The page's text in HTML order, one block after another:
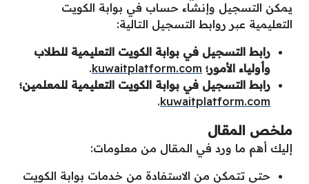
يمكن التسجيل وإنشاء حساب في بوابة الكويت
التعليمية عبر روابط التسجيل التالية:
رابط التسجيل في بوابة الكويت التعليمية للطلاب
وأولياء الأمور؛ kuwaitplatform.com
.
رابط التسجيل في بوابة الكويت التعليمية للمعلمين؛
kuwaitplatform.com
.
ملخص المقال
إليك أهم ما ورد في المقال من معلومات:
حتى تتمكن من الاستفادة من خدمات بوابة الكويت